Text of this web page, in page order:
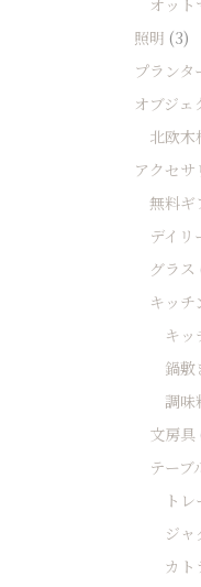
オット
照明 (3)
プランタ
オブジェ
北欧木
アクセサ
無料ギ
デイリ
グラス
キッチ
キッ
鍋敷
調味
文房具
テーブ
トレ
ジ
カト